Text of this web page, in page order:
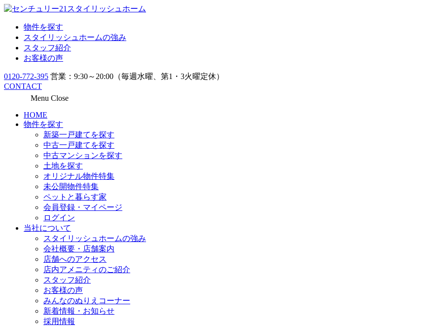
物件を探す
スタイリッシュホームの強み
スタッフ紹介
お客様の声
0120-772-395 営業：9:30～20:00（毎週水曜、第1・3火曜定休）
CONTACT
Menu Close
HOME
物件を探す
新築一戸建てを探す
中古一戸建てを探す
中古マンションを探す
土地を探す
オリジナル物件特集
未公開物件特集
ペットと暮らす家
会員登録・マイページ
ログイン
当社について
スタイリッシュホームの強み
会社概要・店舗案内
店舗へのアクセス
店内アメニティのご紹介
スタッフ紹介
お客様の声
みんなのぬりえコーナー
新着情報・お知らせ
採用情報